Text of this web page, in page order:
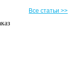
Все статьи >>